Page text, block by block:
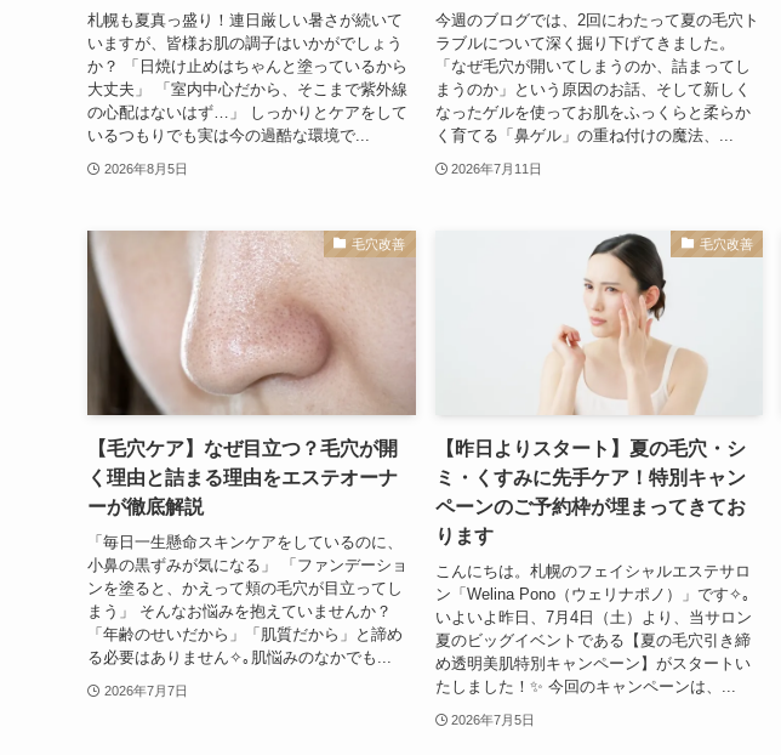
札幌も夏真っ盛り！連日厳しい暑さが続いて
いますが、皆様お肌の調子はいかがでしょう
か？ 「日焼け止めはちゃんと塗っているから
大丈夫」 「室内中心だから、そこまで紫外線
の心配はないはず…」 しっかりとケアをして
いるつもりでも実は今の過酷な環境で...
2026年8月5日
今週のブログでは、2回にわたって夏の毛穴ト
ラブルについて深く掘り下げてきました。
「なぜ毛穴が開いてしまうのか、詰まってし
まうのか」という原因のお話、そして新しく
なったゲルを使ってお肌をふっくらと柔らか
く育てる「鼻ゲル」の重ね付けの魔法、...
2026年7月11日
毛穴改善
【毛穴ケア】なぜ目立つ？毛穴が開
く理由と詰まる理由をエステオーナ
ーが徹底解説
「毎日一生懸命スキンケアをしているのに、
小鼻の黒ずみが気になる」 「ファンデーショ
ンを塗ると、かえって頬の毛穴が目立ってし
まう」 そんなお悩みを抱えていませんか？
「年齢のせいだから」「肌質だから」と諦め
る必要はありません✧｡肌悩みのなかでも...
2026年7月7日
毛穴改善
【昨日よりスタート】夏の毛穴・シ
ミ・くすみに先手ケア！特別キャン
ペーンのご予約枠が埋まってきてお
ります
こんにちは。札幌のフェイシャルエステサロ
ン「Welina Pono（ウェリナポノ）」です✧｡
いよいよ昨日、7月4日（土）より、当サロン
夏のビッグイベントである【夏の毛穴引き締
め透明美肌特別キャンペーン】がスタートい
たしました！✨ 今回のキャンペーンは、...
2026年7月5日